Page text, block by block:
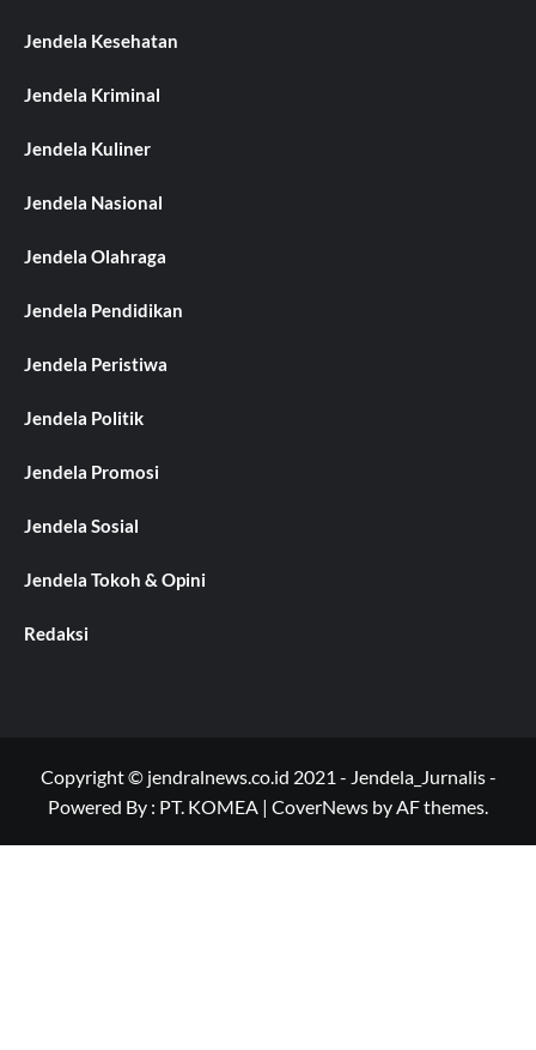
Jendela Kesehatan
Jendela Kriminal
Jendela Kuliner
Jendela Nasional
Jendela Olahraga
Jendela Pendidikan
Jendela Peristiwa
Jendela Politik
Jendela Promosi
Jendela Sosial
Jendela Tokoh & Opini
Redaksi
Copyright © jendralnews.co.id 2021 - Jendela_Jurnalis -
Powered By : PT. KOMEA | CoverNews by AF themes.